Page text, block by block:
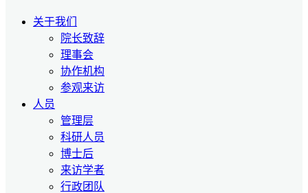
关于我们
院长致辞
理事会
协作机构
参观来访
人员
管理层
科研人员
博士后
来访学者
行政团队